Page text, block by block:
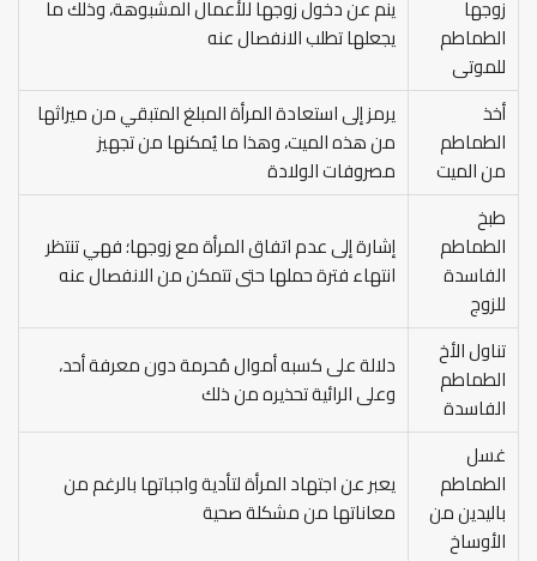
زوجها
الطماطم
للموتى
ينم عن دخول زوجها للأعمال المشبوهة، وذلك ما
يجعلها تطلب الانفصال عنه
أخذ
الطماطم
من الميت
يرمز إلى استعادة المرأة المبلغ المتبقي من ميراثها
من هذه الميت، وهذا ما يُمكنها من تجهيز
مصروفات الولادة
طبخ
الطماطم
الفاسدة
للزوج
إشارة إلى عدم اتفاق المرأة مع زوجها؛ فهي تنتظر
انتهاء فترة حملها حتى تتمكن من الانفصال عنه
تناول الأخ
الطماطم
الفاسدة
دلالة على كسبه أموال مُحرمة دون معرفة أحد،
وعلى الرائية تحذيره من ذلك
غسل
الطماطم
باليدين من
الأوساخ
يعبر عن اجتهاد المرأة لتأدية واجباتها بالرغم من
معاناتها من مشكلة صحية